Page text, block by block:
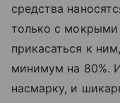
средства
только с мокрыми
прикасаться к
минимум на 80%.
насмарку, и